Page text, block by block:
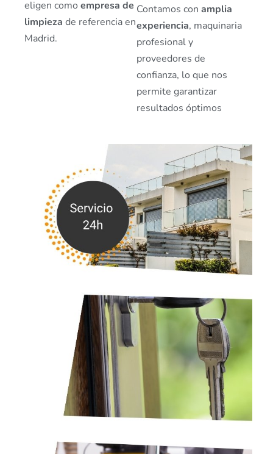
eligen como empresa de
limpieza de referencia en
Madrid.
Contamos con amplia
experiencia, maquinaria
profesional y
proveedores de
confianza, lo que nos
permite garantizar
resultados óptimos